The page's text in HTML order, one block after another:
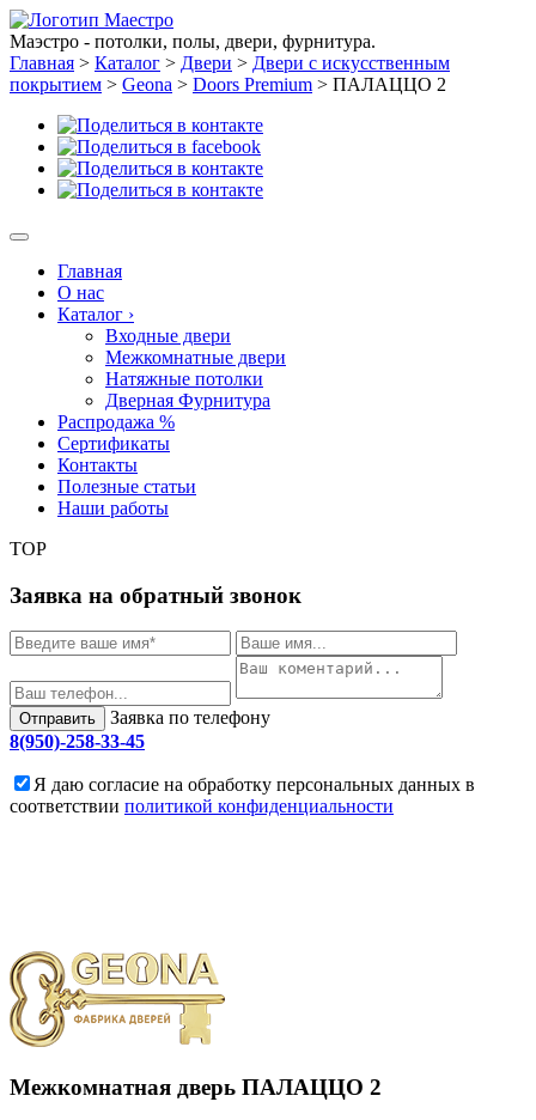
Маэстро - потолки, полы, двери, фурнитура.
Главная > Каталог > Двери > Двери с искусственным
покрытием > Geona > Doors Premium > ПАЛАЦЦО 2
Главная
О нас
Каталог ›
Входные двери
Межкомнатные двери
Натяжные потолки
Дверная Фурнитура
Распродажа %
Сертификаты
Контакты
Полезные статьи
Наши работы
TOP
Заявка на обратный звонок
Отправить
Заявка по телефону
8(950)-258-33-45
Я даю согласие на обработку персональных данных в
соответствии политикой конфиденциальности
Межкомнатная дверь ПАЛАЦЦО 2